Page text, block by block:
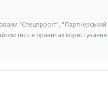
"Спецпроєкт",
в правилах